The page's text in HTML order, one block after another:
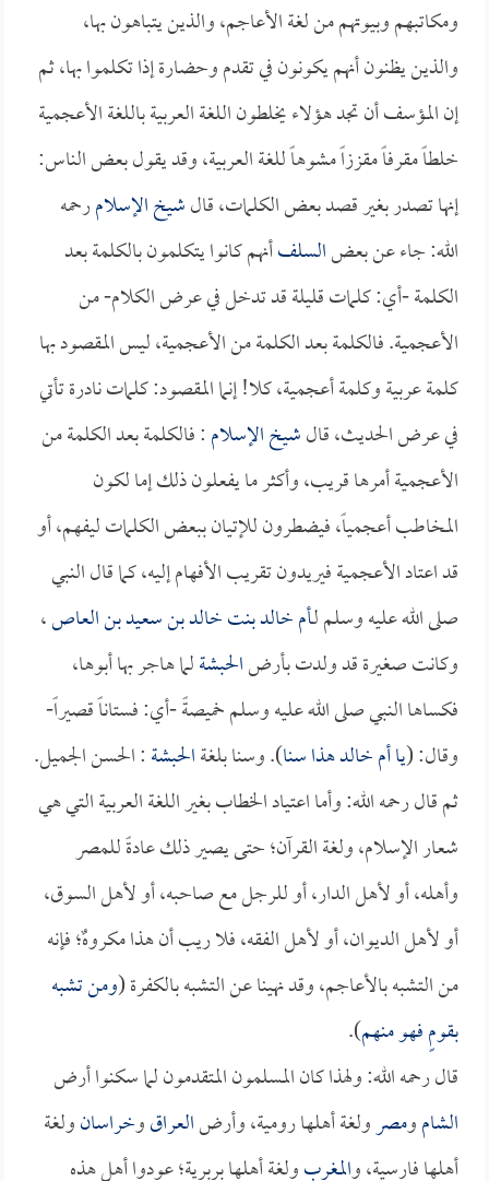
ومكاتبهم وبيوتهم من لغة الأعاجم، والذين يتباهون بها،
والذين يظنون أنهم يكونون في تقدم وحضارة إذا تكلموا بها، ثم
إن المؤسف أن تجد هؤلاء يخلطون اللغة العربية باللغة الأعجمية
خلطاً مقرفاً مقززاً مشوهاً للغة العربية، وقد يقول بعض الناس:
إنها تصدر بغير قصد بعض الكلمات، قالشيخ الإسلامرحمه
الله: جاء عن بعضالسلفأنهم كانوا يتكلمون بالكلمة بعد
الكلمة -أي: كلمات قليلة قد تدخل في عرض الكلام- من
الأعجمية. فالكلمة بعد الكلمة من الأعجمية، ليس المقصود بها
كلمة عربية وكلمة أعجمية، كلا! إنما المقصود: كلمات نادرة تأتي
في عرض الحديث، قالشيخ الإسلام: فالكلمة بعد الكلمة من
الأعجمية أمرها قريب، وأكثر ما يفعلون ذلك إما لكون
المخاطب أعجمياً، فيضطرون للإتيان ببعض الكلمات ليفهم، أو
قد اعتاد الأعجمية فيريدون تقريب الأفهام إليه، كما قال النبي
صلى الله عليه وسلم لـأم خالد بنت خالد بن سعيد بن العاص،
وكانت صغيرة قد ولدت بأرضالحبشةلما هاجر بها أبوها،
فكساها النبي صلى الله عليه وسلم خميصةً -أي: فستاناً قصيراً-
وقال: (ياأم خالدهذا سنا). وسنا بلغةالحبشة: الحسن الجميل.
ثم قال رحمه الله: وأما اعتياد الخطاب بغير اللغة العربية التي هي
شعار الإسلام، ولغة القرآن؛ حتى يصير ذلك عادةً للمصر
وأهله، أو لأهل الدار، أو للرجل مع صاحبه، أو لأهل السوق،
أو لأهل الديوان، أو لأهل الفقه، فلا ريب أن هذا مكروهٌ؛ فإنه
من التشبه بالأعاجم، وقد نهينا عن التشبه بالكفرة (ومن تشبه
بقومٍ فهو منهم).
قال رحمه الله: ولهذا كان المسلمون المتقدمون لما سكنوا أرض
الشامومصرولغة أهلها رومية، وأرضالعراقوخراسانولغة
أهلها فارسية، والمغربولغة أهلها بربرية؛ عودوا أهل هذه